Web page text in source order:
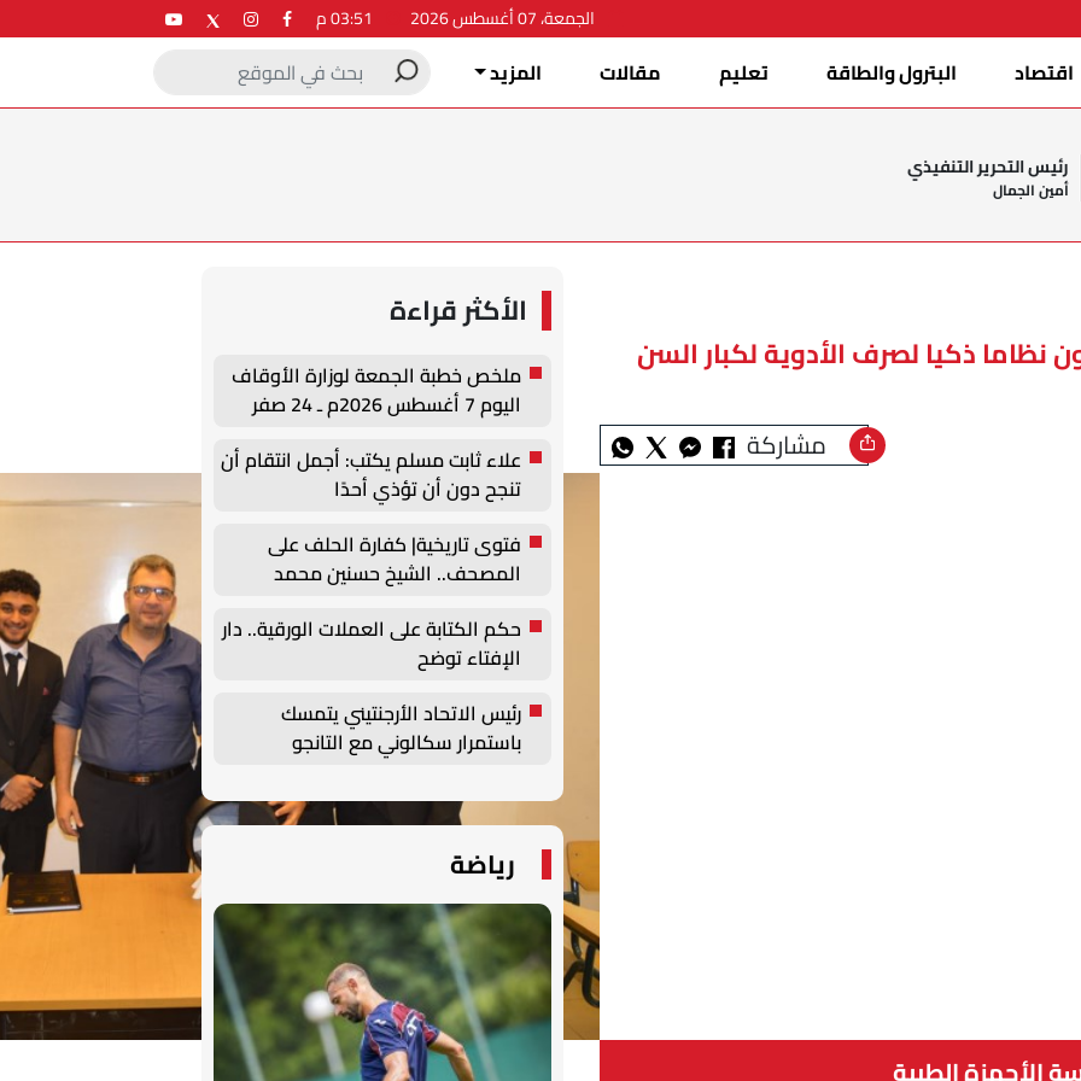
الجمعة، 07 أغسطس 2026
اقتصاد البترول والطاقة تعليم مقالات المزيد
رئيس التحرير التنفيذي
أمين الجمال
نظاما ذكيا لصرف الأدوية لكبار السن
مشاركة
الأجهزة الطبية
الأكثر قراءة
ملخص خطبة الجمعة لوزارة الأوقاف
اليوم 7 أغسطس 2026م ـ 24 صفر
علاء ثابت مسلم يكتب: أجمل انتقام أن
تنجح دون أن تؤذي أحدًا
فتوى تاريخية| كفارة الحلف على
المصحف.. الشيخ حسنين محمد
حكم الكتابة على العملات الورقية.. دار
الإفتاء توضح
رئيس الاتحاد الأرجنتيني يتمسك
باستمرار سكالوني مع التانجو
رياضة